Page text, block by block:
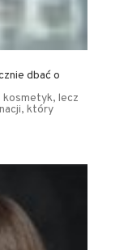
dbać o
kosmetyk, lecz
który